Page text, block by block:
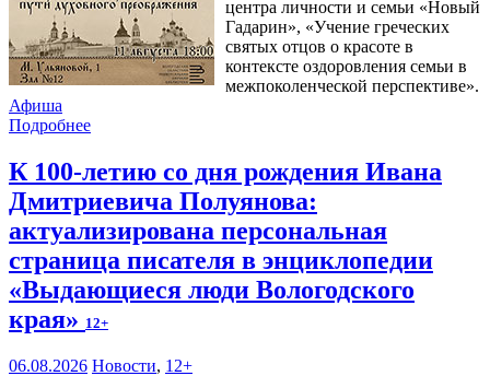
центра личности и семьи «Новый
Гадарин», «Учение греческих
святых отцов о красоте в
контексте оздоровления семьи в
межпоколенческой перспективе».
Афиша
Подробнее
К 100-летию со дня рождения Ивана
Дмитриевича Полуянова:
актуализирована персональная
страница писателя в энциклопедии
«Выдающиеся люди Вологодского
края» 12+
06.08.2026 Новости, 12+